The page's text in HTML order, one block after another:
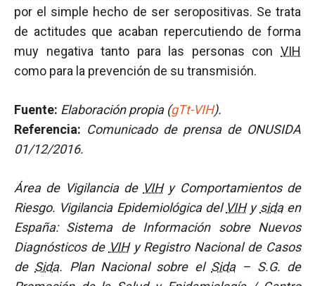
por el simple hecho de ser seropositivas. Se trata
de actitudes que acaban repercutiendo de forma
muy negativa tanto para las personas con VIH
como para la prevención de su transmisión.
Fuente: Elaboración propia (gTt-VIH).
Referencia: Comunicado de prensa de ONUSIDA
01/12/2016.
Área de Vigilancia de VIHy Comportamientos de
Riesgo. Vigilancia Epidemiológica del VIHy sidaen
España: Sistema de Información sobre Nuevos
Diagnósticos de VIHy Registro Nacional de Casos
de Sida. Plan Nacional sobre el Sida– S.G. de